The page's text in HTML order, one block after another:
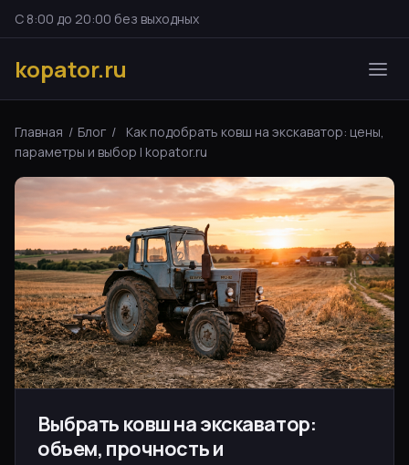
С 8:00 до 20:00 без выходных
kopator.ru
Главная / Блог /
Как подобрать ковш на экскаватор: цены,
параметры и выбор | kopator.ru
Выбрать ковш на экскаватор:
объем, прочность и